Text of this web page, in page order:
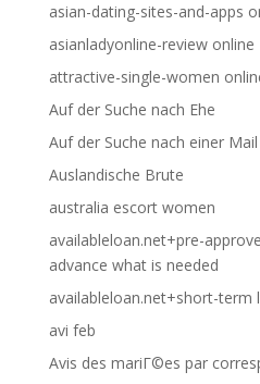
asian-dating-sites-and-apps
asianladyonline-review online
attractive-single-women
Auf der Suche nach Ehe
Auf der Suche nach einer
Auslandische Brute
australia escort women
availableloan.net+pre-
advance what is needed
availableloan.net+short-term
avi feb
Avis des mariГ©es par